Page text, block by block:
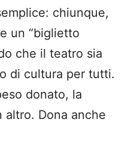
chiunque,
un “biglietto
che il teatro sia
di cultura per tutti.
donato, la
altro. Dona anche